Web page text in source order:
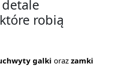
robią
galki oraz zamki